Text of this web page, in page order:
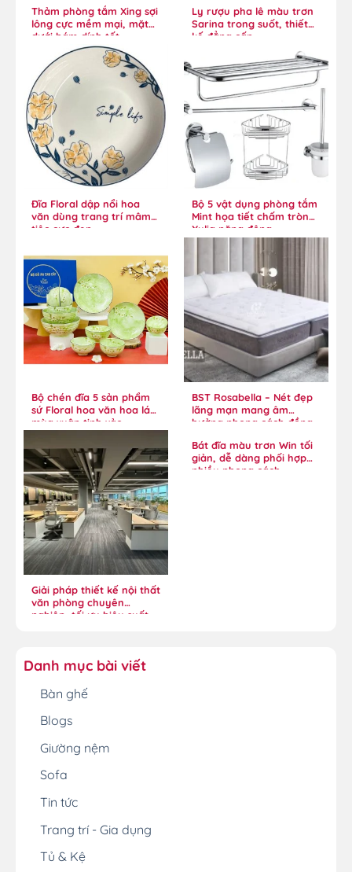
Thảm phòng tắm Xing sợi
lông cực mềm mại, mặt
dưới bám dính tốt
Ly rượu pha lê màu trơn
Sarina trong suốt, thiết
kế đẳng cấp
Đĩa Floral dập nổi hoa
văn dùng trang trí mâm
tiệc cực đẹp
Bộ 5 vật dụng phòng tắm
Mint họa tiết chấm tròn
Xylia năng động
Bộ chén đĩa 5 sản phẩm
sứ Floral hoa văn hoa lá
mùa xuân tinh xảo
BST Rosabella – Nét đẹp
lãng mạn mang âm
hưởng phong cách đồng
Giải pháp thiết kế nội thất
văn phòng chuyên
nghiệp, tối ưu hiệu suất
Bát đĩa màu trơn Win tối
giản, dễ dàng phối hợp
nhiều phong cách
Danh mục bài viết
Bàn ghế
Blogs
Giường nệm
Sofa
Tin tức
Trang trí - Gia dụng
Tủ & Kệ